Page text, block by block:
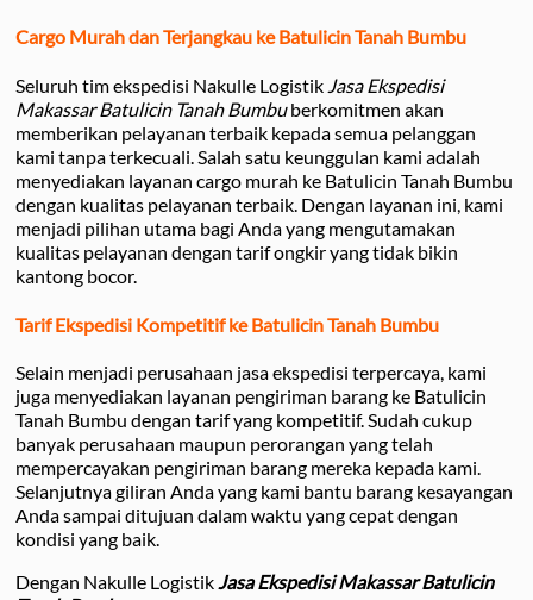
Cargo Murah dan Terjangkau ke Batulicin Tanah Bumbu
Seluruh tim ekspedisi Nakulle Logistik Jasa Ekspedisi
Makassar Batulicin Tanah Bumbuberkomitmen akan
memberikan pelayanan terbaik kepada semua pelanggan
kami tanpa terkecuali. Salah satu keunggulan kami adalah
menyediakan layanan cargo murah ke Batulicin Tanah Bumbu
dengan kualitas pelayanan terbaik. Dengan layanan ini, kami
menjadi pilihan utama bagi Anda yang mengutamakan
kualitas pelayanan dengan tarif ongkir yang tidak bikin
kantong bocor.
Tarif Ekspedisi Kompetitif ke Batulicin Tanah Bumbu
Selain menjadi perusahaan jasa ekspedisi terpercaya, kami
juga menyediakan layanan pengiriman barang ke Batulicin
Tanah Bumbu dengan tarif yang kompetitif. Sudah cukup
banyak perusahaan maupun perorangan yang telah
mempercayakan pengiriman barang mereka kepada kami.
Selanjutnya giliran Anda yang kami bantu barang kesayangan
Anda sampai ditujuan dalam waktu yang cepat dengan
kondisi yang baik.
Dengan Nakulle LogistikJasa Ekspedisi Makassar Batulicin